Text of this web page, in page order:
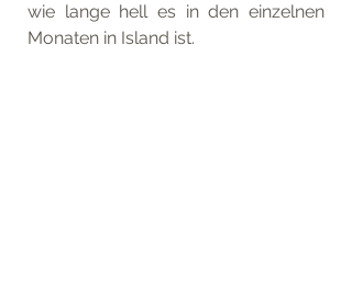
wie lange hell es in den einzelnen
Monaten in Island ist.